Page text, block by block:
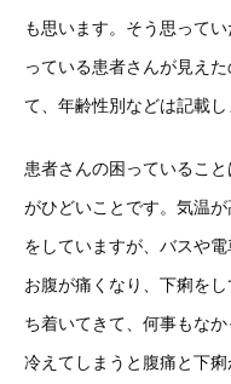
も思います。そう思って
っている患者さんが見え
て、年齢性別などは記載し
患者さんの困っているこ
がひどいことです。気温
をしていますが、バスや
お腹が痛くなり、下痢を
ち着いてきて、何事もな
冷えてしまうと腹痛と下